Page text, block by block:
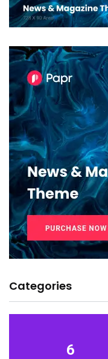
Categories
6